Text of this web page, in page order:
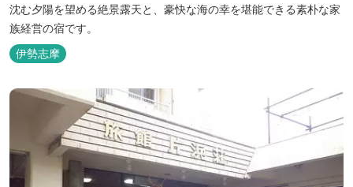
沈む夕陽を望める絶景露天と、豪快な海の幸を堪能できる素朴な家
族経営の宿です。
伊勢志摩